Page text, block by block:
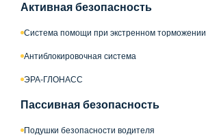
Активная безопасность
Система помощи при экстренном торможении
Антиблокировочная система
ЭРА-ГЛОНАСС
Пассивная безопасность
Подушки безопасности водителя